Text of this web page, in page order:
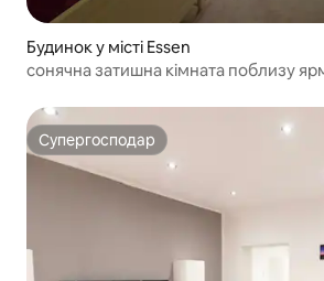
Будинок у місті Essen
сонячна затишна кімната поблизу
Супергосподар
Супергосподар